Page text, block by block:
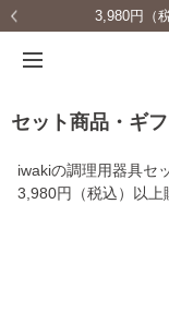
を除く)
セット商品・ギ
iwakiの調理用器具セッ
3,980円（税込）以上